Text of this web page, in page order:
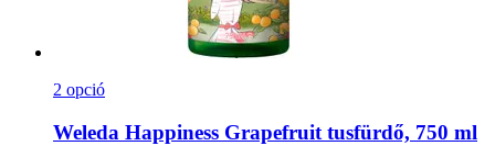
2 opció
Weleda Happiness Grapefruit tusfürdő, 750 ml